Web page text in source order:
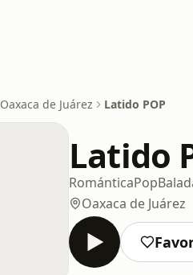
Oaxaca de Juárez Latido POP
Latido
RománticaPop
Oaxaca de Juárez